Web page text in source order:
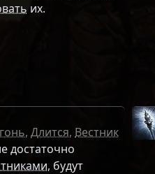
их.
, Длится, Вестник
достаточно
, будут